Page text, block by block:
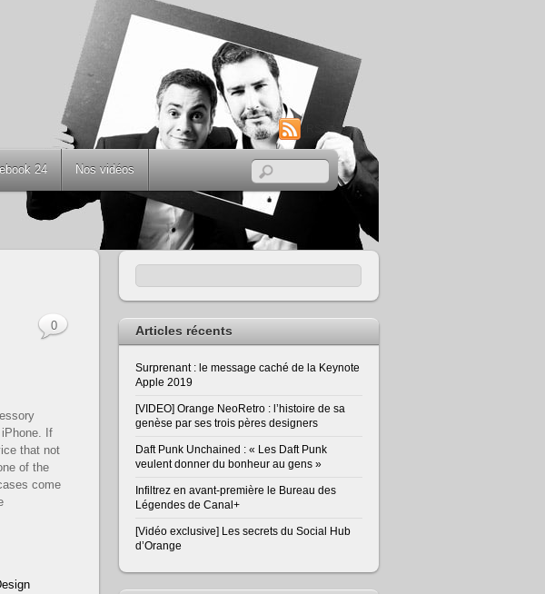
RSS
24 Nos vidéos
If
that not
of the
come
0 Articles récents
Surprenant : le message caché de la Keynote
Apple 2019
[VIDEO] Orange NeoRetro : l’histoire de sa
genèse par ses trois pères designers
Daft Punk Unchained : « Les Daft Punk
veulent donner du bonheur au gens »
Infiltrez en avant-première le Bureau des
Légendes de Canal+
[Vidéo exclusive] Les secrets du Social Hub
d’Orange